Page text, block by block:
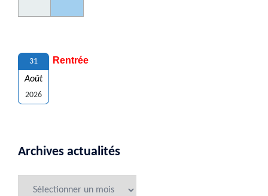
31
Août
2026
Rentrée
Archives actualités